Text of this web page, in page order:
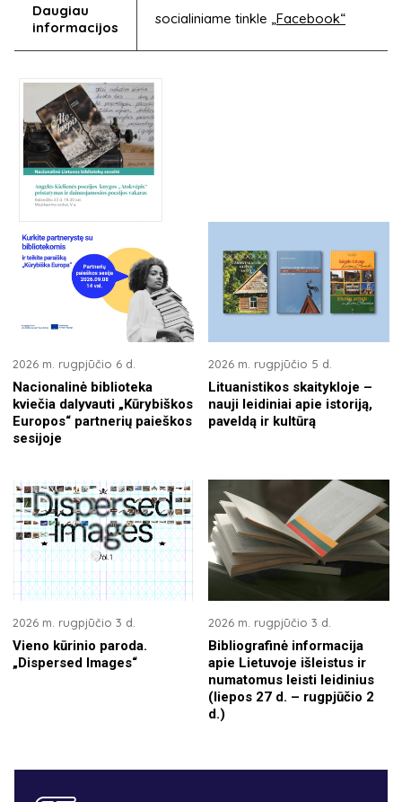
Daugiau
informacijos
socialiniame tinkle „Facebook“
2026 m. rugpjūčio 6 d.
Nacionalinė biblioteka
kviečia dalyvauti „Kūrybiškos
Europos“ partnerių paieškos
sesijoje
2026 m. rugpjūčio 5 d.
Lituanistikos skaitykloje –
nauji leidiniai apie istoriją,
paveldą ir kultūrą
2026 m. rugpjūčio 3 d.
Vieno kūrinio paroda.
„Dispersed Images“
2026 m. rugpjūčio 3 d.
Bibliografinė informacija
apie Lietuvoje išleistus ir
numatomus leisti leidinius
(liepos 27 d. – rugpjūčio 2
d.)